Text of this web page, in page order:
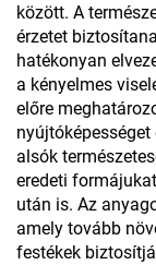
között. A
érzetet
hatékonyan
a kényelmes
előre
alsók
eredeti
után is. Az
amely tovább
festékek